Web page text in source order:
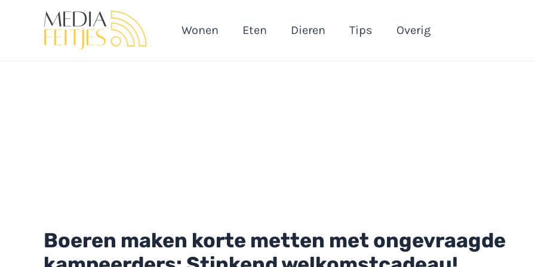
Wonen Eten Dieren Tips Overig
Boeren maken korte metten met ongevraagde